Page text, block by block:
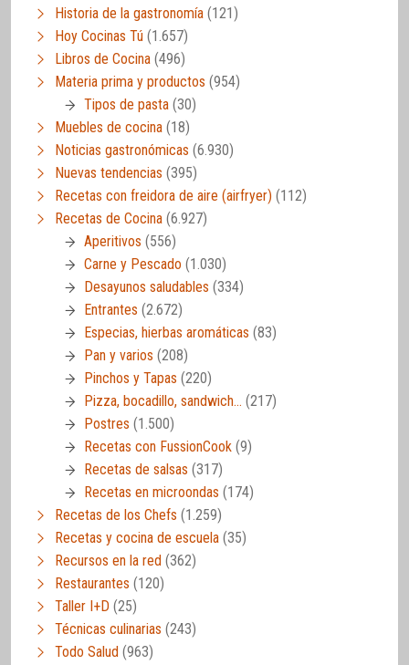
Historia de la gastronomía (121)
Hoy Cocinas Tú (1.657)
Libros de Cocina (496)
Materia prima y productos (954)
Tipos de pasta (30)
Muebles de cocina (18)
Noticias gastronómicas (6.930)
Nuevas tendencias (395)
Recetas con freidora de aire (airfryer) (112)
Recetas de Cocina (6.927)
Aperitivos (556)
Carne y Pescado (1.030)
Desayunos saludables (334)
Entrantes (2.672)
Especias, hierbas aromáticas (83)
Pan y varios (208)
Pinchos y Tapas (220)
Pizza, bocadillo, sandwich… (217)
Postres (1.500)
Recetas con FussionCook (9)
Recetas de salsas (317)
Recetas en microondas (174)
Recetas de los Chefs (1.259)
Recetas y cocina de escuela (35)
Recursos en la red (362)
Restaurantes (120)
Taller I+D (25)
Técnicas culinarias (243)
Todo Salud (963)